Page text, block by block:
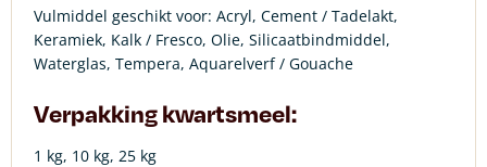
Vulmiddel geschikt voor: Acryl, Cement / Tadelakt,
Keramiek, Kalk / Fresco, Olie, Silicaatbindmiddel,
Waterglas, Tempera, Aquarelverf / Gouache
Verpakking kwartsmeel:
1 kg, 10 kg, 25 kg